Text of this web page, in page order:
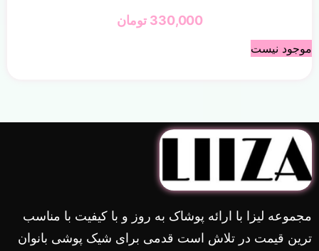
330,000 تومان
موجود نیست
مجموعه لیزا با ارائه پوشاک به روز و با کیفیت با مناسب
ترین قیمت در تلاش است قدمی برای شیک پوشی بانوان